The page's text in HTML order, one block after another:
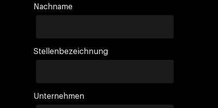
Nachname
Stellenbezeichnung
Unternehmen